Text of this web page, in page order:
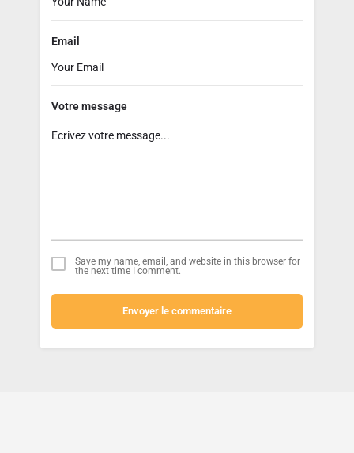
Email
Votre message
Save my name, email, and website in this browser for
the next time I comment.
Envoyer le commentaire